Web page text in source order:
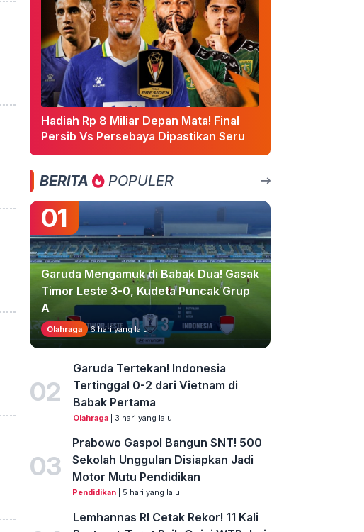
Hadiah Rp 8 Miliar Depan Mata! Final
Persib Vs Persebaya Dipastikan Seru
BERITA POPULER
01
Garuda Mengamuk di Babak Dua! Gasak
Timor Leste 3-0, Kudeta Puncak Grup
A
Olahraga 6 hari yang lalu
02
Garuda Tertekan! Indonesia
Tertinggal 0-2 dari Vietnam di
Babak Pertama
Olahraga| 3 hari yang lalu
03
Prabowo Gaspol Bangun SNT! 500
Sekolah Unggulan Disiapkan Jadi
Motor Mutu Pendidikan
Pendidikan | 5 hari yang lalu
Lemhannas RI Cetak Rekor! 11 Kali